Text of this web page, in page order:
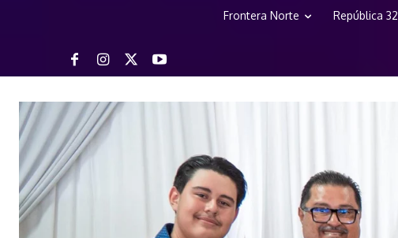
Frontera Norte República 32